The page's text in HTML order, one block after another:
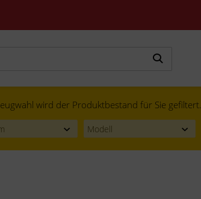
wird der Produktbestand für Sie gefiltert.